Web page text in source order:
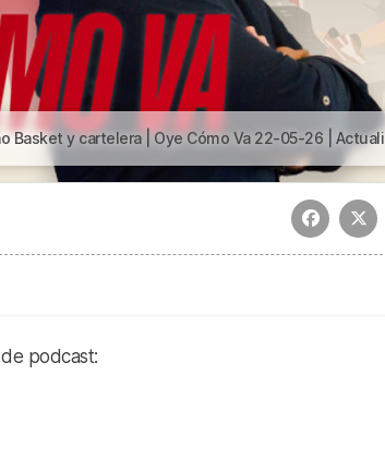
| Oye Cómo Va 22-05-26 | Actualidad Athletic, Bilbao Basket y cartelera
podcast: